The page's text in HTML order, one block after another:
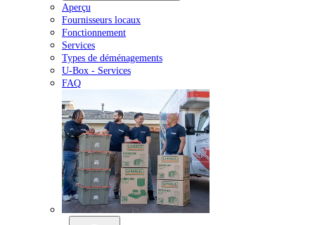
Aperçu
Fournisseurs locaux
Fonctionnement
Services
Types de déménagements
U-Box - Services
FAQ